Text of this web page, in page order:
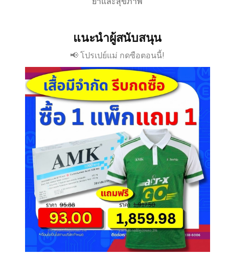
แนะนำผู้สนับสนุน
📢 โปรเปย์แม่ กดซือตอนนี้!